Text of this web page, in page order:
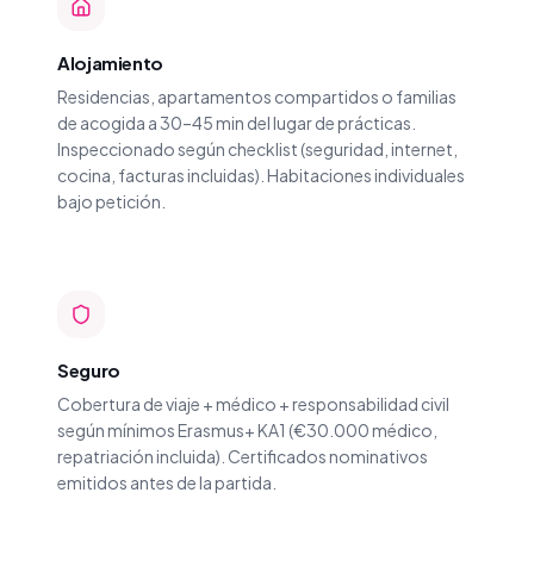
Alojamiento
Residencias, apartamentos compartidos o familias
de acogida a 30–45 min del lugar de prácticas.
Inspeccionado según checklist (seguridad, internet,
cocina, facturas incluidas). Habitaciones individuales
bajo petición.
Seguro
Cobertura de viaje + médico + responsabilidad civil
según mínimos Erasmus+ KA1 (€30.000 médico,
repatriación incluida). Certificados nominativos
emitidos antes de la partida.